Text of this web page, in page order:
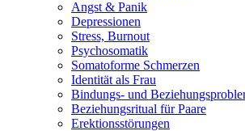
Angst & Panik
Depressionen
Stress, Burnout
Psychosomatik
Somatoforme Schmerzen
Identität als Frau
Bindungs- und
Beziehungsritual für Paare
Erektionsstörungen